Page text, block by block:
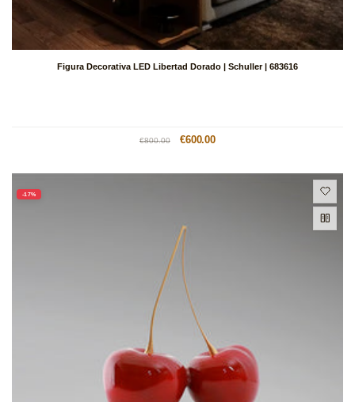
Figura Decorativa LED Libertad Dorado | Schuller | 683616
Precio
€800.00
Precio
€600.00
-17%